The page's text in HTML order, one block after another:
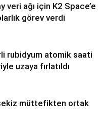
veri ağı için K2 Space’e
görev verdi
rubidyum atomik saati
uzaya fırlatıldı
müttefikten ortak